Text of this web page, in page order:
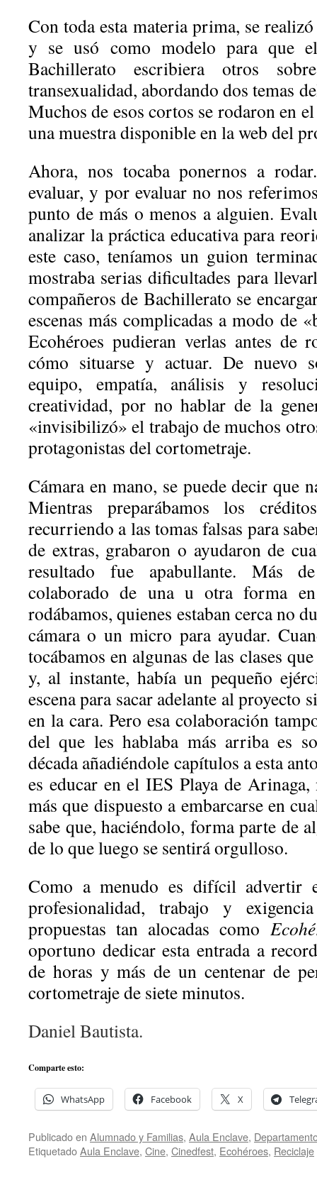
Con toda esta materia prima, se
y se usó como modelo para que
Bachillerato escribiera otros
transexualidad, abordando dos temas
Muchos de esos cortos se rodaron en
una muestra disponible en la web del
Ahora, nos tocaba ponernos a
evaluar, y por evaluar no nos
punto de más o menos a alguien.
analizar la práctica educativa para
este caso, teníamos un guion
mostraba serias dificultades para
compañeros de Bachillerato se
escenas más complicadas a modo de
Ecohéroes pudieran verlas antes de
cómo situarse y actuar. De nuevo
equipo, empatía, análisis y
creatividad, por no hablar de la
«invisibilizó» el trabajo de muchos
protagonistas del cortometraje.
Cámara en mano, se puede decir que
Mientras preparábamos los
recurriendo a las tomas falsas para
de extras, grabaron o ayudaron de
resultado fue apabullante. Más
colaborado de una u otra forma
rodábamos, quienes estaban cerca no
cámara o un micro para ayudar.
tocábamos en algunas de las clases
y, al instante, había un pequeño
escena para sacar adelante al proyecto
en la cara. Pero esa colaboración
del que les hablaba más arriba es
década añadiéndole capítulos a esta
es educar en el IES Playa de Arinaga,
más que dispuesto a embarcarse en
sabe que, haciéndolo, forma parte de
de lo que luego se sentirá orgulloso.
Como a menudo es difícil advertir
profesionalidad, trabajo y
propuestas tan alocadas como
oportuno dedicar esta entrada a
de horas y más de un centenar de
cortometraje de siete minutos.
Daniel Bautista.
Comparte esto:
WhatsApp Facebook X
Publicado en Alumnado y Familias, Aula Enclave,
EtiquetadoAula Enclave, Cine, Cinedfest, Ecohéroes, Reciclaje